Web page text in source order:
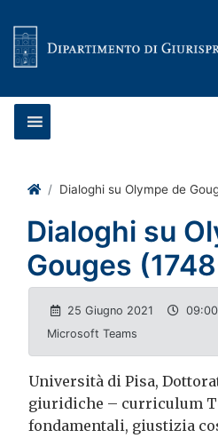
HomeDialoghi su Olympe de
Dialoghi su
Gouges
25 Giugno 2021 09:00
Microsoft Teams
Università di Pisa,
giuridiche – curriculum
fondamentali, giustizia